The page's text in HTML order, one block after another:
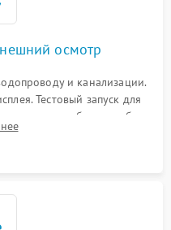
осмотр
и канализации.
Тестовый запуск для
или сбоев в работе
управления.